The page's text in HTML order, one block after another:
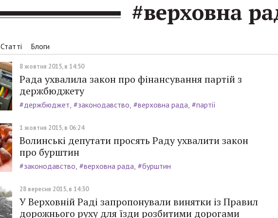
#верховна
Статті Блоги
8 жовтня 2015, в 14:50
Рада ухвалила закон про фінансування партій з
держбюджету
#держбюджет #законодавство #верховна рада #партії
1 жовтня 2015, в 06:24
Волинські депутати просять Раду ухвалити закон
про бурштин
#законодавство #верховна рада #бурштин
28 вересня 2015, в 14:30
У Верховній Раді запропонували винятки із Правил
дорожнього руху для їзди розбитими дорогами